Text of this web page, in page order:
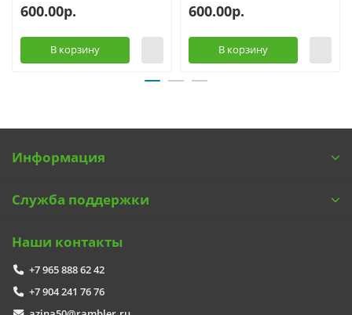
600.00р.
В корзину
600.00р.
В корзину
Информация
Служба поддержки
Наши контакты
+7 965 888 62 42
+7 904 241 76 76